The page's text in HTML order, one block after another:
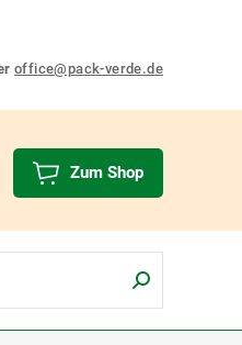
office@pack-verde.de
Zum Shop